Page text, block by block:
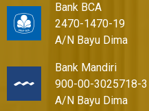
Bank BCA
2470-1470-19
A/N Bayu Dima
Bank Mandiri
900-00-3025718-3
A/N Bayu Dima